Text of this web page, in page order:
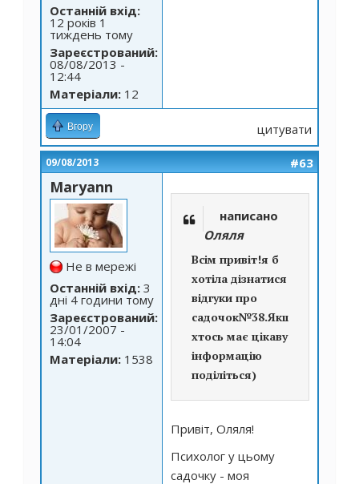
Останній вхід:
12 років 1
тиждень тому
Зареєстрований:
08/08/2013 -
12:44
Матеріали: 12
Вгору цитувати
09/08/2013 #63
Maryann
Не в мережі
Останній вхід: 3
дні 4 години тому
Зареєстрований:
23/01/2007 -
14:04
Матеріали: 1538
написано
Оляля
Всім привіт!я б
хотіла дізнатися
відгуки про
садочок№38.Якщо
хтось має цікаву
інформацію
поділіться)
Привіт, Оляля!
Психолог у цьому
садочку - моя